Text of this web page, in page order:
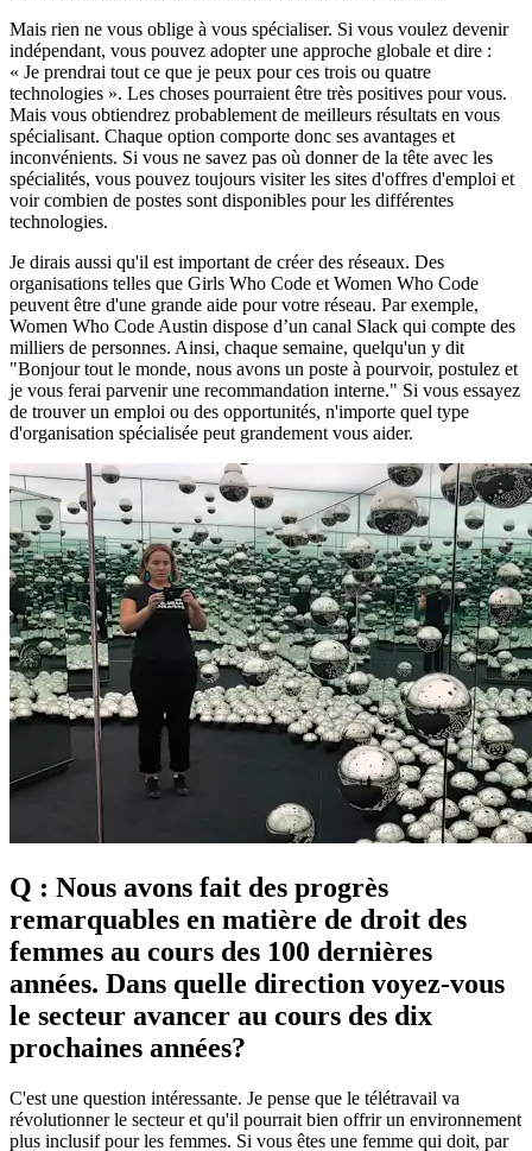
Mais rien ne vous oblige à vous spécialiser. Si vous voulez devenir
indépendant, vous pouvez adopter une approche globale et dire :
« Je prendrai tout ce que je peux pour ces trois ou quatre
technologies ». Les choses pourraient être très positives pour vous.
Mais vous obtiendrez probablement de meilleurs résultats en vous
spécialisant. Chaque option comporte donc ses avantages et
inconvénients. Si vous ne savez pas où donner de la tête avec les
spécialités, vous pouvez toujours visiter les sites d'offres d'emploi et
voir combien de postes sont disponibles pour les différentes
technologies.
Je dirais aussi qu'il est important de créer des réseaux. Des
organisations telles que Girls Who Code et Women Who Code
peuvent être d'une grande aide pour votre réseau. Par exemple,
Women Who Code Austin dispose d’un canal Slack qui compte des
milliers de personnes. Ainsi, chaque semaine, quelqu'un y dit
"Bonjour tout le monde, nous avons un poste à pourvoir, postulez et
je vous ferai parvenir une recommandation interne." Si vous essayez
de trouver un emploi ou des opportunités, n'importe quel type
d'organisation spécialisée peut grandement vous aider.
Q : Nous avons fait des progrès
remarquables en matière de droit des
femmes au cours des 100 dernières
années. Dans quelle direction voyez-vous
le secteur avancer au cours des dix
prochaines années?
C'est une question intéressante. Je pense que le télétravail va
révolutionner le secteur et qu'il pourrait bien offrir un environnement
plus inclusif pour les femmes. Si vous êtes une femme qui doit, par